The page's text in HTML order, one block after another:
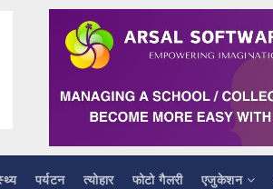
पर्यटन त्योहार फोटो गैलरी एजुकेशन